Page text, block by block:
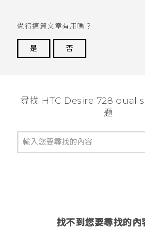
覺得這篇文章有用嗎？
是
否
尋找 HTC Desire 728 dual
題
找不到您要尋找的內